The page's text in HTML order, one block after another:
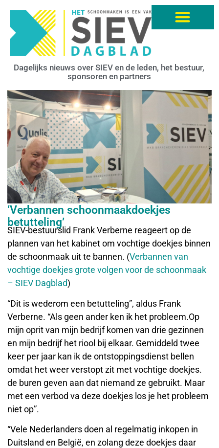
Dagelijks nieuws over SIEV en de leden, het bestuur,
sponsoren en partners
‘Verbannen schoonmaakdoekjes
betutteling’
SIEV-bestuurslid Frank Verberne reageert op de
plannen van het kabinet om vochtige doekjes binnen
de schoonmaak uit te bannen. (Verbannen van
vochtige doekjes grote volgen voor de schoonmaak
– SIEV Dagblad)
“Dit is wederom een betutteling”, aldus Frank
Verberne. “Als geen ander ken ik het probleem.Op
mijn oprit van mijn bedrijf komen van drie gezinnen
en mijn bedrijf het riool bij elkaar. Gemiddeld twee
keer per jaar kan ik de ontstoppingsdienst bellen
omdat het weer verstopt zit met vochtige doekjes.
de buren geven aan dat niemand ze gebruikt. Maar
met een verbod va deze doekjes los je het probleem
niet op”.
“Vele Nederlanders doen al regelmatig inkopen in
Duitsland en België, en zolang deze doekjes daar